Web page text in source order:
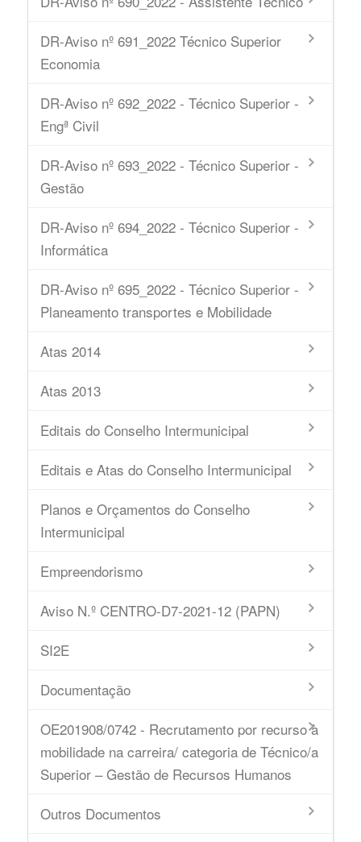
DR-Aviso nº 691_2022 Técnico Superior
Economia
DR-Aviso nº 692_2022 - Técnico Superior -
Engª Civil
DR-Aviso nº 693_2022 - Técnico Superior -
Gestão
DR-Aviso nº 694_2022 - Técnico Superior -
Informática
DR-Aviso nº 695_2022 - Técnico Superior -
Planeamento transportes e Mobilidade
Atas 2014
Atas 2013
Editais do Conselho Intermunicipal
Editais e Atas do Conselho Intermunicipal
Planos e Orçamentos do Conselho
Intermunicipal
Empreendorismo
Aviso N.º CENTRO-D7-2021-12 (PAPN)
SI2E
Documentação
OE201908/0742 - Recrutamento por recurso à
mobilidade na carreira/ categoria de Técnico/a
Superior – Gestão de Recursos Humanos
Outros Documentos